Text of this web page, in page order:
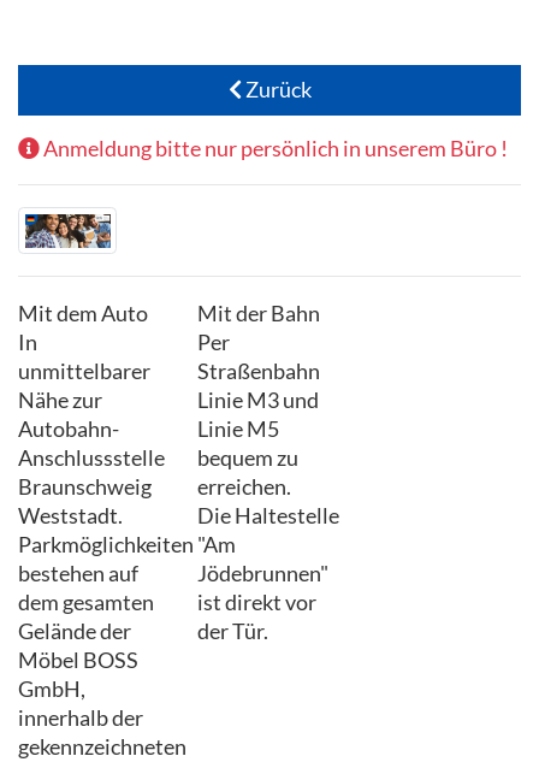
Zurück
Anmeldung bitte nur persönlich in unserem Büro !
Mit dem Auto
In
unmittelbarer
Nähe zur
Autobahn-
Anschlussstelle
Braunschweig
Weststadt.
Parkmöglichkeiten
bestehen auf
dem gesamten
Gelände der
Möbel BOSS
GmbH,
innerhalb der
gekennzeichneten
Mit der Bahn
Per
Straßenbahn
Linie M3 und
Linie M5
bequem zu
erreichen.
Die Haltestelle
"Am
Jödebrunnen"
ist direkt vor
der Tür.